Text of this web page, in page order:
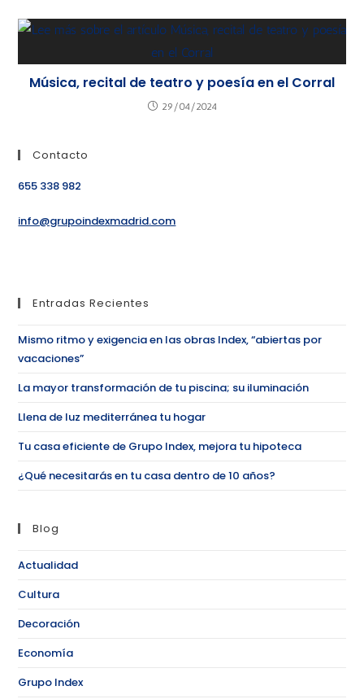
Música, recital de teatro y poesía en el Corral
29/04/2024
Contacto
655 338 982
info@grupoindexmadrid.com
Entradas Recientes
Mismo ritmo y exigencia en las obras Index, “abiertas por
vacaciones”
La mayor transformación de tu piscina; su iluminación
Llena de luz mediterránea tu hogar
Tu casa eficiente de Grupo Index, mejora tu hipoteca
¿Qué necesitarás en tu casa dentro de 10 años?
Blog
Actualidad
Cultura
Decoración
Economía
Grupo Index